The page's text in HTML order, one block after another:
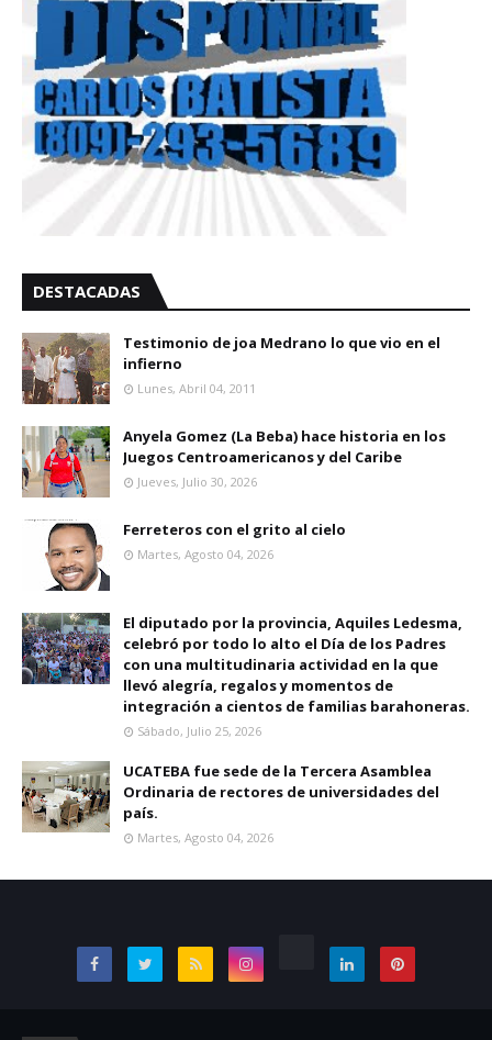
DESTACADAS
Testimonio de joa Medrano lo que vio en el
infierno
Lunes, Abril 04, 2011
Anyela Gomez (La Beba) hace historia en los
Juegos Centroamericanos y del Caribe
Jueves, Julio 30, 2026
Ferreteros con el grito al cielo
Martes, Agosto 04, 2026
El diputado por la provincia, Aquiles Ledesma,
celebró por todo lo alto el Día de los Padres
con una multitudinaria actividad en la que
llevó alegría, regalos y momentos de
integración a cientos de familias barahoneras.
Sábado, Julio 25, 2026
UCATEBA fue sede de la Tercera Asamblea
Ordinaria de rectores de universidades del
país.
Martes, Agosto 04, 2026